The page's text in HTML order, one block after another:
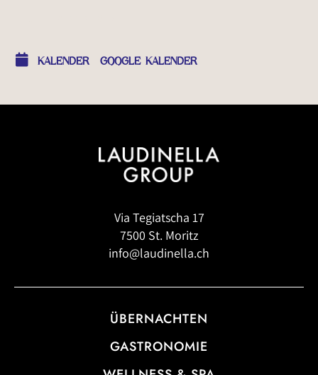
KALENDER GOOGLE KALENDER
Via Tegiatscha 17
7500 St. Moritz
info@laudinella.ch
ÜBERNACHTEN
GASTRONOMIE